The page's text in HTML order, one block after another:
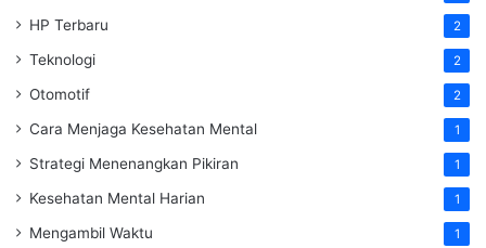
HP Terbaru 2
Teknologi 2
Otomotif 2
Cara Menjaga Kesehatan Mental 1
Strategi Menenangkan Pikiran 1
Kesehatan Mental Harian 1
Mengambil Waktu 1